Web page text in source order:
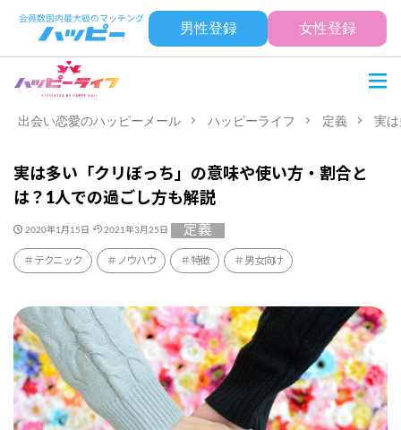
男性登録 女性登録
出会い恋愛のハッピーメール ハッピーライフ 定義 実
実は多い「クリぼっち」の意味や使い方・割合と
は？1人での過ごし方も解説
2020年1月15日 2021年3月25日 定義
テクニック ノウハウ 特徴 男女向け